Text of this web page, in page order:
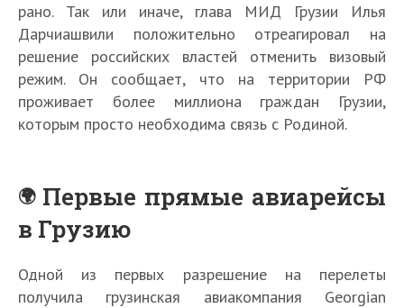
рано. Так или иначе, глава МИД Грузии Илья
Дарчиашвили положительно отреагировал на
решение российских властей отменить визовый
режим. Он сообщает, что на территории РФ
проживает более миллиона граждан Грузии,
которым просто необходима связь с Родиной.
Первые прямые авиарейсы
в Грузию
Одной из первых разрешение на перелеты
получила грузинская авиакомпания Georgian